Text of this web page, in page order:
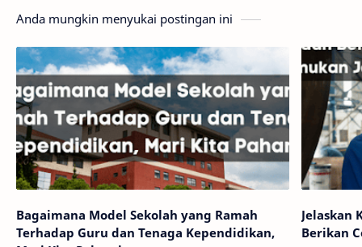
Anda mungkin menyukai postingan ini
Bagaimana Model Sekolah yang Ramah
Terhadap Guru dan Tenaga Kependidikan,
Jelaskan
Berikan